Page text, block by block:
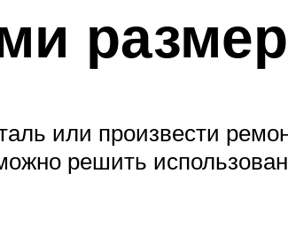
или произвести
решить